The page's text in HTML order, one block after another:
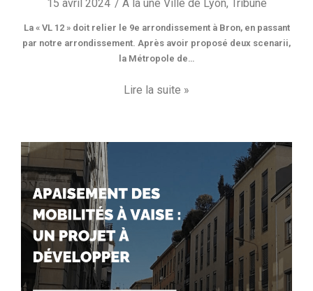
15 avril 2024 A la une Ville de Lyon, Tribune
La « VL 12 » doit relier le 9e arrondissement à Bron, en passant
par notre arrondissement. Après avoir proposé deux scenarii,
la Métropole de…
Lire la suite »